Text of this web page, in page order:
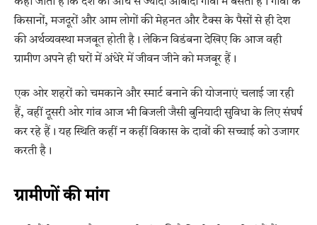
किसानों, मजदूरों और आम लोगों की मेहनत और टैक्स के पैसों से ही देश
की अर्थव्यवस्था मजबूत होती है। लेकिन विडंबना देखिए कि आज वही
ग्रामीण अपने ही घरों में अंधेरे में जीवन जीने को मजबूर हैं।
एक ओर शहरों को चमकाने और स्मार्ट बनाने की योजनाएं चलाई जा रही
हैं, वहीं दूसरी ओर गांव आज भी बिजली जैसी बुनियादी सुविधा के लिए संघर्ष
कर रहे हैं। यह स्थिति कहीं न कहीं विकास के दावों की सच्चाई को उजागर
करती है।
ग्रामीणों की मांग